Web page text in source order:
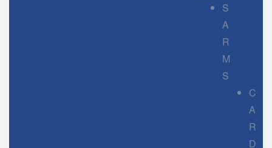
S
A
R
M
S
C
A
R
D